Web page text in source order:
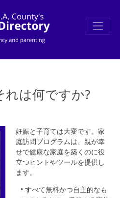
れは何ですか?
妊娠と子育ては大変です。家
庭訪問プログラムは、親が幸
せで健康な家庭を築くのに役
立つヒントやツールを提供し
ます。
• すべて無料かつ自主的なも